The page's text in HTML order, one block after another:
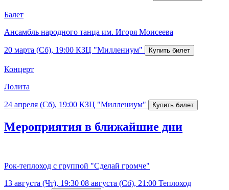
Балет
Ансамбль народного танца им. Игоря Моисеева
20 марта (Сб), 19:00 КЗЦ "Миллениум"
Концерт
Лолита
24 апреля (Сб), 19:00 КЗЦ "Миллениум"
Мероприятия в ближайшие дни
Рок-теплоход с группой "Сделай громче"
13 августа (Чт), 19:30 08 августа (Сб), 21:00 Теплоход